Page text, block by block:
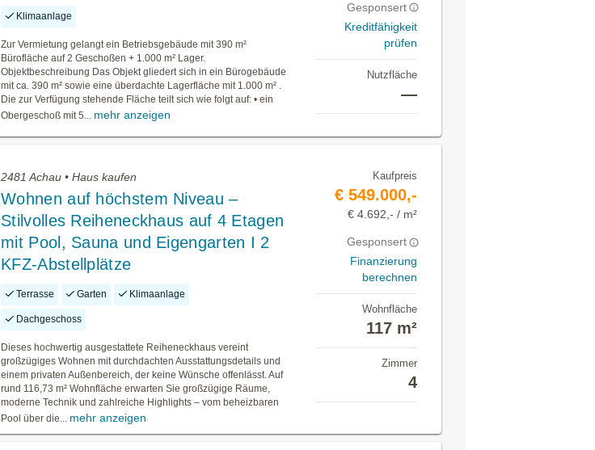
Klimaanlage
Zur Vermietung gelangt ein Betriebsgebäude mit 390 m²
Bürofläche auf 2 Geschoßen + 1.000 m² Lager.
Objektbeschreibung Das Objekt gliedert sich in ein Bürogebäude
mit ca. 390 m² sowie eine überdachte Lagerfläche mit 1.000 m² .
Die zur Verfügung stehende Fläche teilt sich wie folgt auf: • ein
Obergeschoß mit 5... mehr anzeigen
Gesponsert
Kreditfähigkeit
prüfen
Nutzfläche
—
2481 Achau • Haus kaufen
Wohnen auf höchstem Niveau –
Stilvolles Reiheneckhaus auf 4 Etagen
mit Pool, Sauna und Eigengarten I 2
KFZ-Abstellplätze
Terrasse Garten Klimaanlage
Dachgeschoss
Dieses hochwertig ausgestattete Reiheneckhaus vereint
großzügiges Wohnen mit durchdachten Ausstattungsdetails und
einem privaten Außenbereich, der keine Wünsche offenlässt. Auf
rund 116,73 m² Wohnfläche erwarten Sie großzügige Räume,
moderne Technik und zahlreiche Highlights – vom beheizbaren
Pool über die... mehr anzeigen
Kaufpreis
€ 549.000,-
€ 4.692,- / m²
Gesponsert
Finanzierung
berechnen
Wohnfläche
117 m²
Zimmer
4